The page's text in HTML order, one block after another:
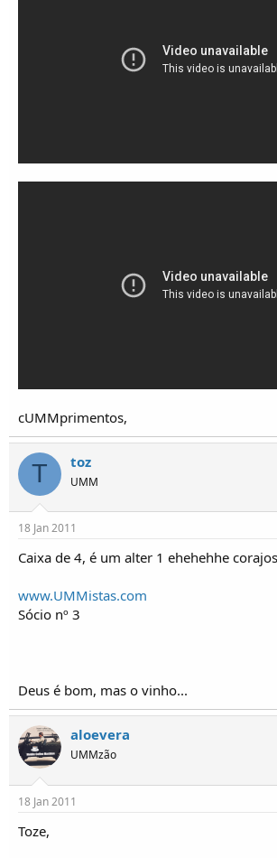
cUMMprimentos,
T toz
UMM
18 Jan 2011
Caixa de 4, é um alter 1 ehehehhe
www.UMMistas.com
Sócio nº 3
Deus é bom, mas o vinho...
aloevera
UMMzão
18 Jan 2011
Toze,